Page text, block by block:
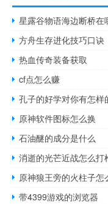
星露谷物语海边断桥在
方舟生存进化技巧口诀
热血传奇装备获取
cf点怎么赚
孔子的好学对你有怎样
原神软件图标怎么换
石油醚的成分是什么
消逝的光芒近战怎么打
原神狼王旁的火柱子怎
带4399游戏的浏览器